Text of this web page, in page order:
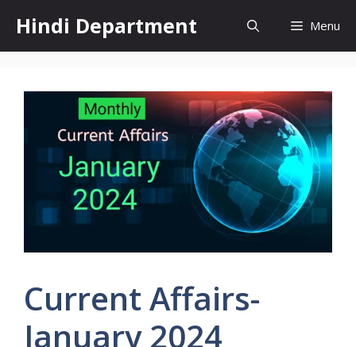
content
Hindi Department Menu
Current Affairs-
January 2024